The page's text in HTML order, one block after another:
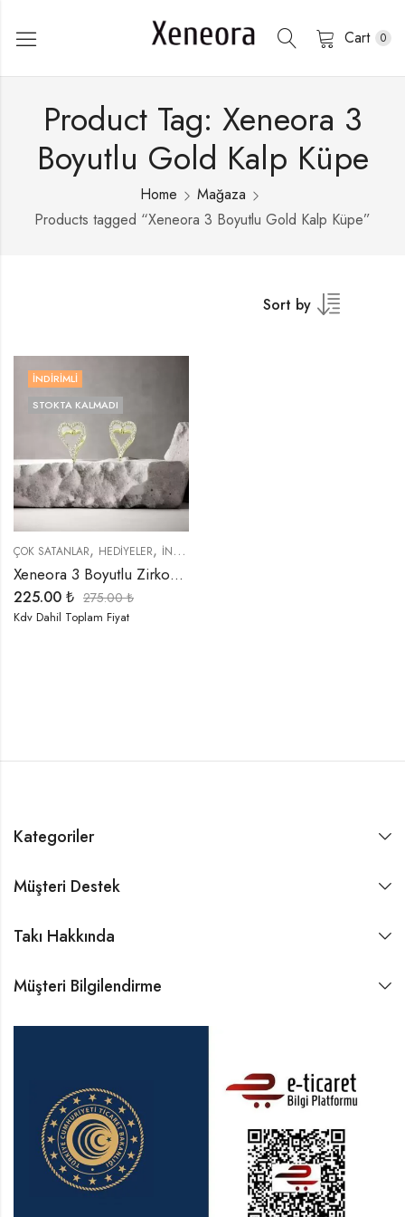
Cart 0
Product Tag: Xeneora 3
Boyutlu Gold Kalp Küpe
Home
Mağaza
Products tagged “Xeneora 3 Boyutlu Gold Kalp Küpe”
Sort by
İNDIRIMLI
STOKTA KALMADI
ÇOK SATANLAR, HEDIYELER, İNDIRIMLI ÜRÜNLER
Xeneora 3 Boyutlu Zirkon Taşlı Gold Kalp Küpe
225.00 ₺ 275.00₺
Kdv Dahil Toplam Fiyat
Kategoriler
Müşteri Destek
Takı Hakkında
Müşteri Bilgilendirme